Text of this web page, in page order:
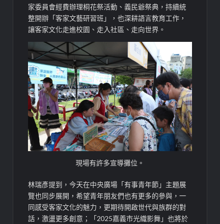
家委員會經費辦理桐花祭活動、義民爺祭典，持續統
整開辦「客家文藝研習班」，也深耕語言教育工作，
讓客家文化走進校園、走入社區、走向世界。
現場有許多宣導攤位。
林瑞彥提到，今天在中央廣場「有事青年節」主題展
覽也同步展開，希望青年朋友們也有更多的參與，一
同感受客家文化的魅力，更期待開啟世代與族群的對
話，激盪更多創意；「2025嘉義市光織影舞」也將於